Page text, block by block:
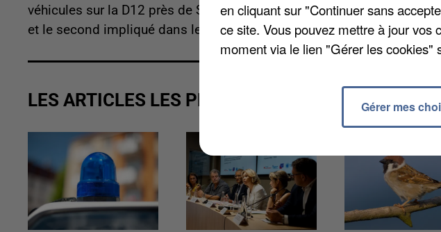
véhicules sur la D12 près de Saint-Riquier. Un des conducteurs a été
et le second impliqué dans le sinistre n’a pas été blessé.
LES ARTICLES LES PLUS VUS
en cliquant sur "Continuer sans
ce site. Vous pouvez mettre à jour vos
moment via le lien "Gérer les cookies"
Gérer mes